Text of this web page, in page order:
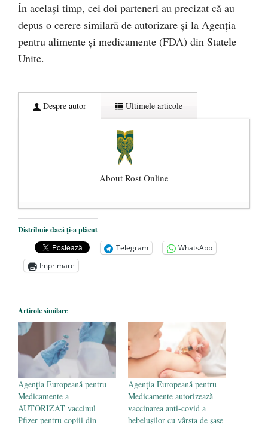
În acelaşi timp, cei doi parteneri au precizat că au
depus o cerere similară de autorizare şi la Agenţia
pentru alimente şi medicamente (FDA) din Statele
Unite.
Despre autor Ultimele articole
About Rost Online
Dezvăluiri cutremurătoare despre
președintele Ucrainei, Volodymyr
Zelensky
- 13 mai 2026
Statul care servește Națiunea
Legea Vexler produce efecte. Bustul
poetului Octavian Goga, înlăturat din Iași
- 16 aprilie 2026
Distribuie dacă ți-a plăcut
Telegram
WhatsApp
Imprimare
Articole similare
Agenţia Europeană pentru
Medicamente a
AUTORIZAT vaccinul
Pfizer pentru copiii din
Agenţia Europeană pentru
Medicamente autorizează
vaccinarea anti-covid a
bebelușilor cu vârsta de șase